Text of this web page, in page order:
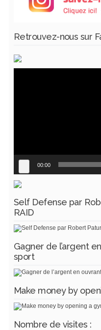
Retrouvez-nous sur
00:00
Self Defense par
RAID
Gagner de l’argent
sport
Make money by
Nombre de visites :